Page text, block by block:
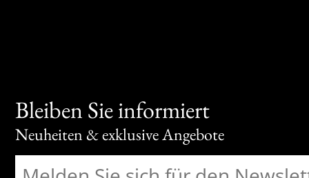
Bleiben Sie informiert
Neuheiten & exklusive Angebote